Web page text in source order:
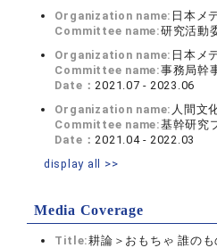
Organization name: 日本メ
Committee name:研究活動
Organization name: 日本メ
Committee name:事務局幹
Date：2021.07 - 2023.06
Organization name: 人間文
Committee name:基幹研究
Date：2021.04 - 2022.03
display all >>
Media Coverage
Title:耕論＞おもちゃ 誰の